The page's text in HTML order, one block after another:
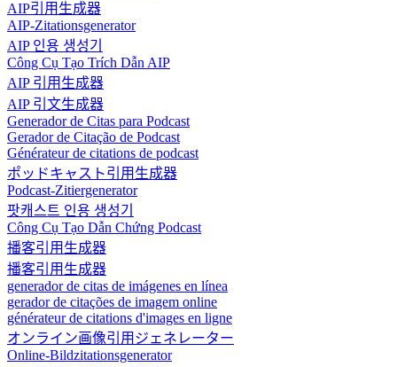
AIP引用生成器
AIP-Zitationsgenerator
AIP 인용 생성기
Công Cụ Tạo Trích Dẫn AIP
AIP 引用生成器
AIP 引文生成器
Generador de Citas para Podcast
Gerador de Citação de Podcast
Générateur de citations de podcast
ポッドキャスト引用生成器
Podcast-Zitiergenerator
팟캐스트 인용 생성기
Công Cụ Tạo Dẫn Chứng Podcast
播客引用生成器
播客引用生成器
generador de citas de imágenes en línea
gerador de citações de imagem online
générateur de citations d'images en ligne
オンライン画像引用ジェネレーター
Online-Bildzitationsgenerator